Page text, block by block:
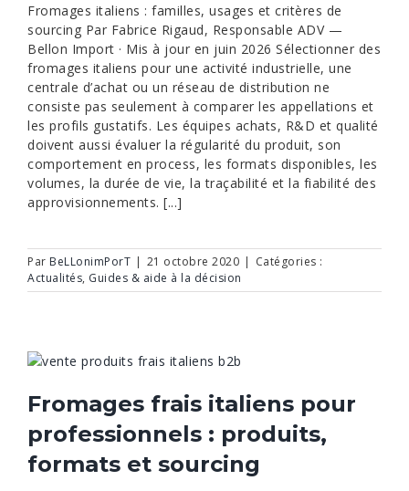
Fromages italiens : familles, usages et critères de
sourcing Par Fabrice Rigaud, Responsable ADV —
Bellon Import · Mis à jour en juin 2026 Sélectionner des
fromages italiens pour une activité industrielle, une
centrale d’achat ou un réseau de distribution ne
consiste pas seulement à comparer les appellations et
les profils gustatifs. Les équipes achats, R&D et qualité
doivent aussi évaluer la régularité du produit, son
comportement en process, les formats disponibles, les
volumes, la durée de vie, la traçabilité et la fiabilité des
approvisionnements. [...]
Par BeLLonimPorT | 21 octobre 2020 | Catégories :
Actualités, Guides & aide à la décision
Fromages frais italiens pour
professionnels : produits,
formats et sourcing